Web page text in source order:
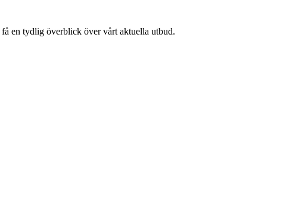
en tydlig överblick över vårt aktuella utbud.